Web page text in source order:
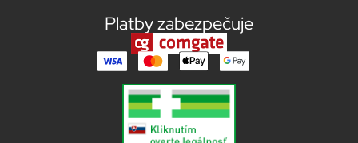
Platby zabezpečuje